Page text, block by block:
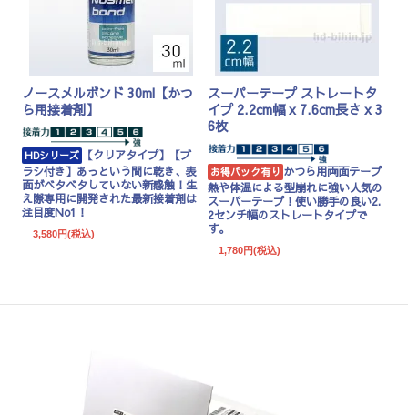
ノースメルボンド 30ml【かつ
ら用接着剤】
HDシリーズ
【クリアタイプ】【ブ
ラシ付き】あっという間に乾き、表
面がベタベタしていない新感触！生
え際専用に開発された最新接着剤は
注目度No1！
3,580円(税込)
スーパーテープ ストレートタ
イプ 2.2cm幅 x 7.6cm長さ x 3
6枚
お得パック有り かつら用両面テープ
熱や体温による型崩れに強い人気の
スーパーテープ！使い勝手の良い2.
2センチ幅のストレートタイプで
す。
1,780円(税込)